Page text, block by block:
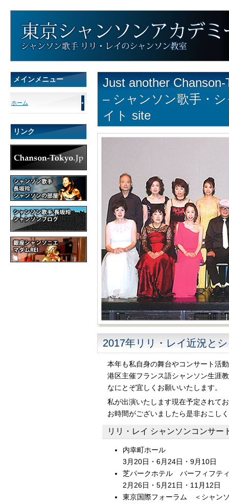
Just another
– シャンソン歌手・
イト site
2017年リリ・レイ近況と
本年も私自身の舞台やコンサート活
港区主催フランス語シャンソン生涯
なにとぞ宜しくお願いいたします。
私が出演いたします現在予定されて
お時間がございましたら是非おこし
リリ・レイ シャンソンコンサー
内幸町ホール
3月20日・6月24日・9月10日
芝パークホテル バーフィフテ
2月26日・5月21日・11月12日
東京国際フォーラム ＜シャン
メインメニュー
ホーム
リンク